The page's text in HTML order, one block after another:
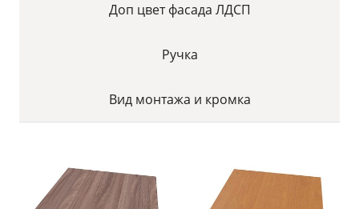
Доп цвет фасада ЛДСП
Ручка
Вид монтажа и кромка